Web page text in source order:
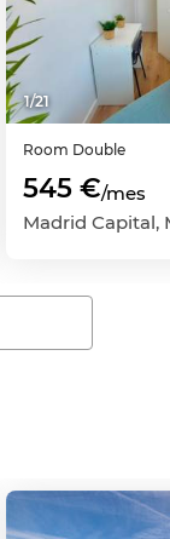
1/21
Room Double
545 €/mes
Madrid Capital,